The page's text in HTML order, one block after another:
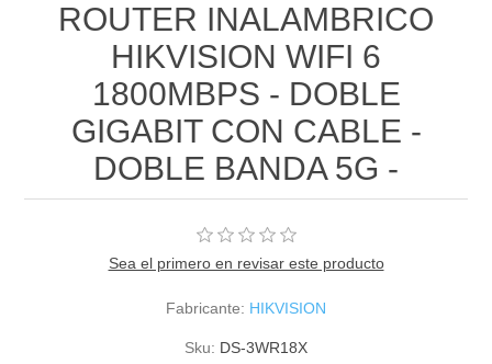
ROUTER INALAMBRICO
HIKVISION WIFI 6
1800MBPS - DOBLE
GIGABIT CON CABLE -
DOBLE BANDA 5G -
Sea el primero en revisar este producto
Fabricante: HIKVISION
Sku: DS-3WR18X